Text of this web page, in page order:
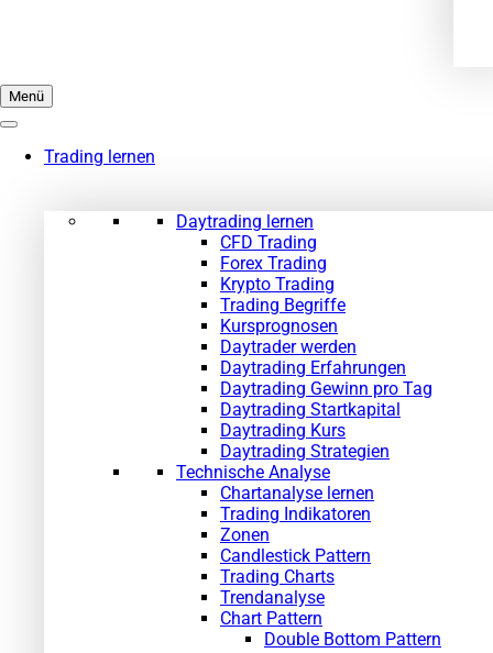
Menü
Trading lernen
Daytrading lernen
CFD Trading
Forex Trading
Krypto Trading
Trading Begriffe
Kursprognosen
Daytrader werden
Daytrading Erfahrungen
Daytrading Gewinn pro Tag
Daytrading Startkapital
Daytrading Kurs
Daytrading Strategien
Technische Analyse
Chartanalyse lernen
Trading Indikatoren
Zonen
Candlestick Pattern
Trading Charts
Trendanalyse
Chart Pattern
Double Bottom Pattern